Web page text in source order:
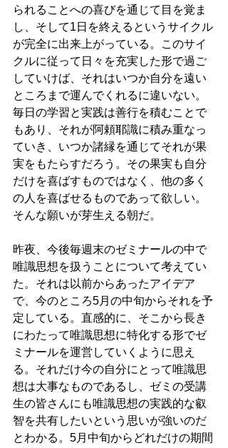
られることへの喜びを通じて目を覚ま
し、そして1日を終えるというサイクル
が完全に出来上がっている。このサイ
クルに従って日々を充実した形で過ご
していけば、それはいつか自分を遠い
ところまで運んでくれるに違いない。
毎日の学習と実践は善行を積むことで
もあり、それが阿頼耶識に積み重なっ
ていき、いつか諸縁を通じてそれが果
実をもたらすだろう。その果実も自分
だけを喜ばすものではなく、他の多く
の人を喜ばせるものであって欲しい。
そんな願いが芽生える朝だ。
昨夜、今後毎週末のゼミナールの中で
唯識思想を扱うことについて考えてい
た。それは以前からあったアイデア
で、今のところ5月の中旬からそれを予
定している。直感的に、そこから長き
にわたって唯識思想に特化する形でゼ
ミナールを運営していくように思え
る。それだけ今の自分にとって唯識思
想は大事なものであるし、ゼミの受講
生の皆さんにも唯識思想の実践的な叡
智を共有したいという思いが強いのだ
とわかる。5月中旬からどれだけの期間